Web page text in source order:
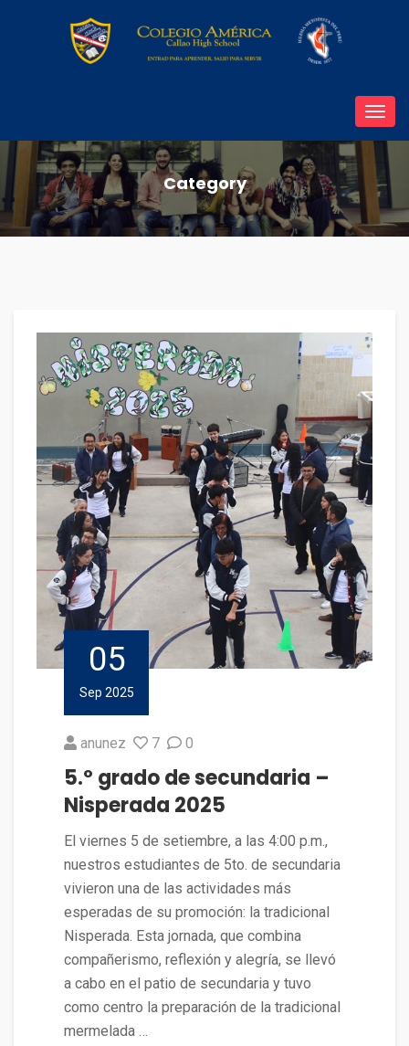
Category
05
Sep 2025
anunez 7 0
5.º grado de secundaria –
Nisperada 2025
El viernes 5 de setiembre, a las 4:00 p.m.,
nuestros estudiantes de 5to. de secundaria
vivieron una de las actividades más
esperadas de su promoción: la tradicional
Nisperada. Esta jornada, que combina
compañerismo, reflexión y alegría, se llevó
a cabo en el patio de secundaria y tuvo
como centro la preparación de la tradicional
mermelada …